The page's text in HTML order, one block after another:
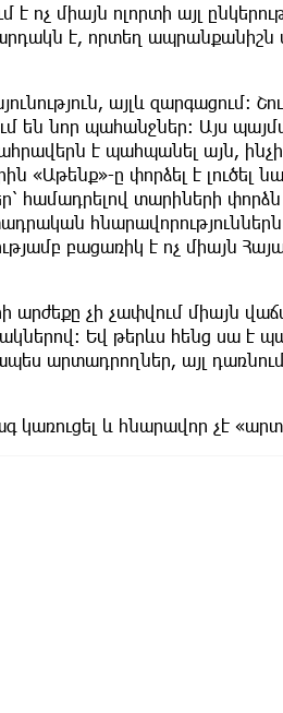
ոչ միայն ոլորտի այլ
է, որտեղ ապրանքանիշն
այլև զարգացում։
են նոր պահանջներ։ Այս
է պահպանել այն,
ը փորձել է լուծել
համադրելով տարիների
հնարավորություններն
բացառիկ է ոչ միայն
արժեքը չի չափվում միայն
Եվ թերևս հենց սա է
արտադրողներ, այլ
կառուցել և հնարավոր չէ